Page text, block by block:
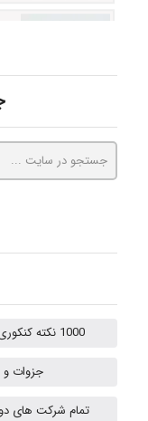
1000 نکته کنکوری + خلاصه جزوات ارشد بهداشت حرفه ای
جزوات
تمام شرکت های